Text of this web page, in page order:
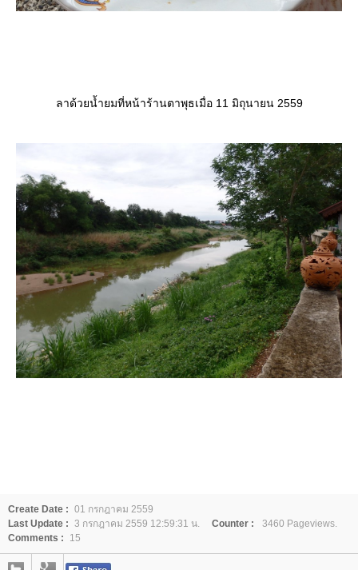
ลาด้วยน้ำยมที่หน้าร้านตาพุธเมื่อ 11 มิถุนายน 2559
Create Date : 01 กรกฎาคม 2559
Last Update : 3 กรกฎาคม 2559 12:59:31 น. Counter :
3460 Pageviews.
Comments :
15